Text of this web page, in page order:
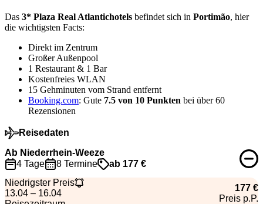
Das 3* Plaza Real Atlantichotels befindet sich in Portimão, hier
die wichtigsten Facts:
Direkt im Zentrum
Großer Außenpool
1 Restaurant & 1 Bar
Kostenfreies WLAN
15 Gehminuten vom Strand entfernt
Booking.com: Gute 7.5 von 10 Punkten bei über 60
Rezensionen
Reisedaten
Ab Niederrhein-Weeze
4 Tage
8 Termine
ab 177 €
Niedrigster Preis
13.04 – 16.04
177 €
Preis p.P.